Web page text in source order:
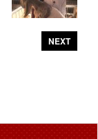
NEXT